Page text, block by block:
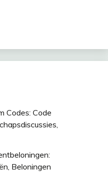
Codes: Code
Beloningen